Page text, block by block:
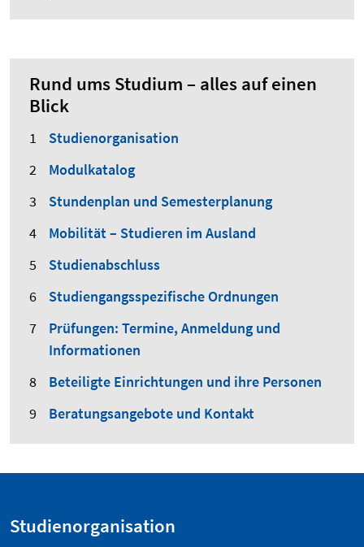
Rund ums Studium – alles auf einen
Blick
Studienorganisation
Modulkatalog
Stundenplan und Semesterplanung
Mobilität – Studieren im Ausland
Studienabschluss
Studiengangsspezifische Ordnungen
Prüfungen: Termine, Anmeldung und
Informationen
Beteiligte Einrichtungen und ihre Personen
Beratungsangebote und Kontakt
Studienorganisation